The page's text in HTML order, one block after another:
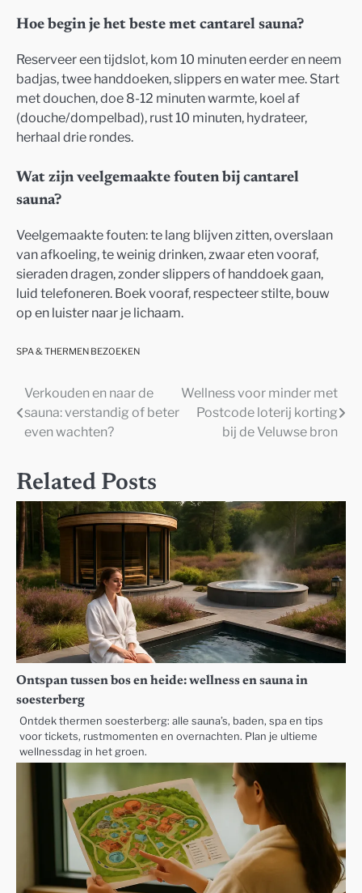
Hoe begin je het beste met cantarel sauna?
Reserveer een tijdslot, kom 10 minuten eerder en neem
badjas, twee handdoeken, slippers en water mee. Start
met douchen, doe 8-12 minuten warmte, koel af
(douche/dompelbad), rust 10 minuten, hydrateer,
herhaal drie rondes.
Wat zijn veelgemaakte fouten bij cantarel
sauna?
Veelgemaakte fouten: te lang blijven zitten, overslaan
van afkoeling, te weinig drinken, zwaar eten vooraf,
sieraden dragen, zonder slippers of handdoek gaan,
luid telefoneren. Boek vooraf, respecteer stilte, bouw
op en luister naar je lichaam.
SPA & THERMEN BEZOEKEN
Post
navigation
Verkouden en naar de
sauna: verstandig of beter
even wachten?
Wellness voor minder met
Postcode loterij korting
bij de Veluwse bron
Related Posts
Ontspan tussen bos en heide: wellness en sauna in
soesterberg
Ontdek thermen soesterberg: alle sauna’s, baden, spa en tips
voor tickets, rustmomenten en overnachten. Plan je ultieme
wellnessdag in het groen.